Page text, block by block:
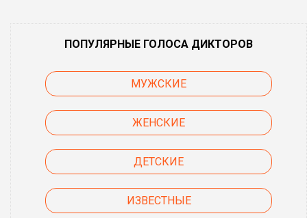
ПОПУЛЯРНЫЕ ГОЛОСА ДИКТОРОВ
МУЖСКИЕ
ЖЕНСКИЕ
ДЕТСКИЕ
ИЗВЕСТНЫЕ